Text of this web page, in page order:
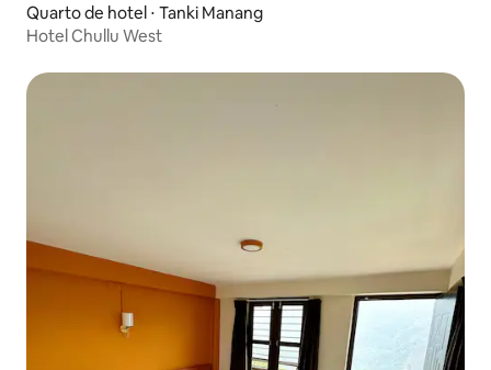
Quarto de hotel ⋅ Tanki Manang
Hotel Chullu West